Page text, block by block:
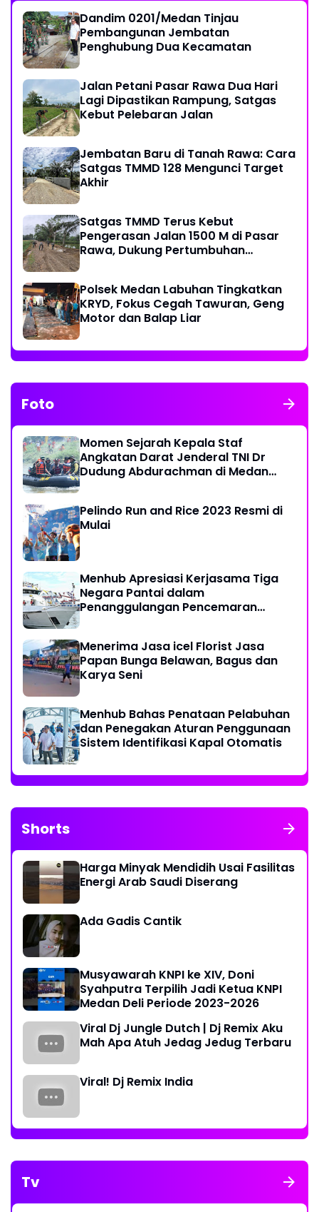
Dandim 0201/Medan Tinjau
Pembangunan Jembatan
Penghubung Dua Kecamatan
Jalan Petani Pasar Rawa Dua Hari
Lagi Dipastikan Rampung, Satgas
Kebut Pelebaran Jalan
Jembatan Baru di Tanah Rawa: Cara
Satgas TMMD 128 Mengunci Target
Akhir
Satgas TMMD Terus Kebut
Pengerasan Jalan 1500 M di Pasar
Rawa, Dukung Pertumbuhan
Polsek Medan Labuhan Tingkatkan
KRYD, Fokus Cegah Tawuran, Geng
Motor dan Balap Liar
Foto
Momen Sejarah Kepala Staf
Angkatan Darat Jenderal TNI Dr
Dudung Abdurachman di Medan
Pelindo Run and Rice 2023 Resmi di
Mulai
Menhub Apresiasi Kerjasama Tiga
Negara Pantai dalam
Penanggulangan Pencemaran
Menerima Jasa icel Florist Jasa
Papan Bunga Belawan, Bagus dan
Karya Seni
Menhub Bahas Penataan Pelabuhan
dan Penegakan Aturan Penggunaan
Sistem Identifikasi Kapal Otomatis
Shorts
Harga Minyak Mendidih Usai Fasilitas
Energi Arab Saudi Diserang
Ada Gadis Cantik
Musyawarah KNPI ke XIV, Doni
Syahputra Terpilih Jadi Ketua KNPI
Medan Deli Periode 2023-2026
Viral Dj Jungle Dutch | Dj Remix Aku
Mah Apa Atuh Jedag Jedug Terbaru
Viral! Dj Remix India
Tv